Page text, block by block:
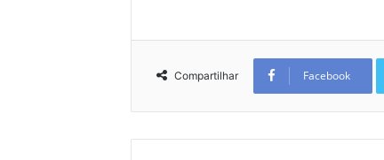
Compartilhar Facebook